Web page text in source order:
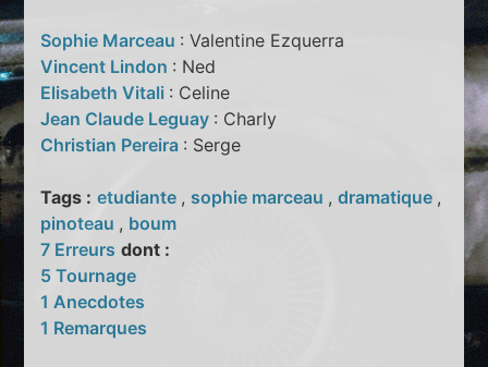
Sophie Marceau : Valentine Ezquerra
Vincent Lindon : Ned
Elisabeth Vitali : Celine
Jean Claude Leguay : Charly
Christian Pereira : Serge
Tags : etudiante , sophie marceau ,dramatique ,
pinoteau , boum
7 Erreurs dont :
5 Tournage
1 Anecdotes
1 Remarques